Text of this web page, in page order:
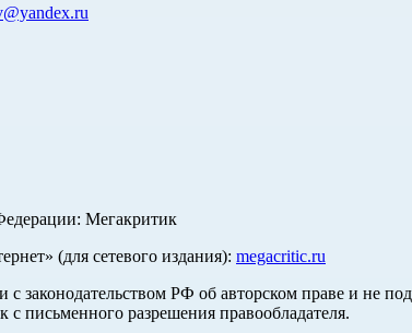
Мегакритик
(для сетевого издания): megacritic.ru
с законодательством РФ об авторском праве и не
письменного разрешения правообладателя.